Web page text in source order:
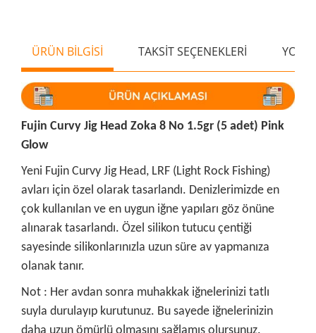
ÜRÜN BİLGİSİ TAKSİT SEÇENEKLERİ
Fujin Curvy Jig Head Zoka 8 No 1.5gr (5 adet) Pink
Glow
Yeni Fujin Curvy Jig Head, LRF (Light Rock Fishing)
avları için özel olarak tasarlandı. Denizlerimizde en
çok kullanılan ve en uygun iğne yapıları göz önüne
alınarak tasarlandı. Özel silikon tutucu çentiği
sayesinde silikonlarınızla uzun süre av yapmanıza
olanak tanır.
Not : Her avdan sonra muhakkak iğnelerinizi tatlı
suyla durulayıp kurutunuz. Bu sayede iğnelerinizin
daha uzun ömürlü olmasını sağlamış olursunuz.